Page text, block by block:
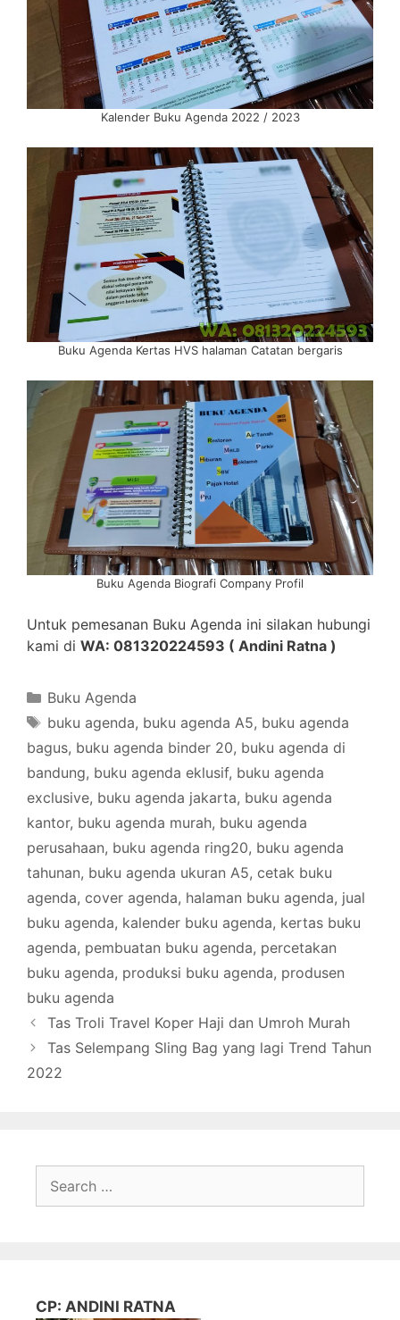
Kalender Buku Agenda 2022 / 2023
Buku Agenda Kertas HVS halaman Catatan bergaris
Buku Agenda Biografi Company Profil
Untuk pemesanan Buku Agenda ini silakan hubungi
kami di WA: 081320224593 ( Andini Ratna )
Categories
Buku Agenda
Tags
buku agenda, buku agenda A5, buku agenda
bagus, buku agenda binder 20, buku agenda di
bandung, buku agenda eklusif, buku agenda
exclusive, buku agenda jakarta, buku agenda
kantor, buku agenda murah, buku agenda
perusahaan, buku agenda ring20, buku agenda
tahunan, buku agenda ukuran A5, cetak buku
agenda, cover agenda, halaman buku agenda, jual
buku agenda, kalender buku agenda, kertas buku
agenda, pembuatan buku agenda, percetakan
buku agenda, produksi buku agenda, produsen
buku agenda
Tas Troli Travel Koper Haji dan Umroh Murah
Tas Selempang Sling Bag yang lagi Trend Tahun
2022
CP: ANDINI RATNA